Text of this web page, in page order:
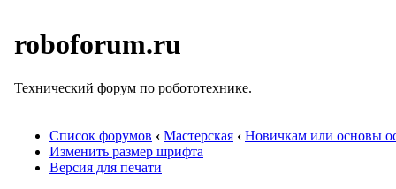
roboforum.ru
Технический форум по робототехнике.
Список форумов ‹ Мастерская ‹ Новичкам или основы
Изменить размер шрифта
Версия для печати